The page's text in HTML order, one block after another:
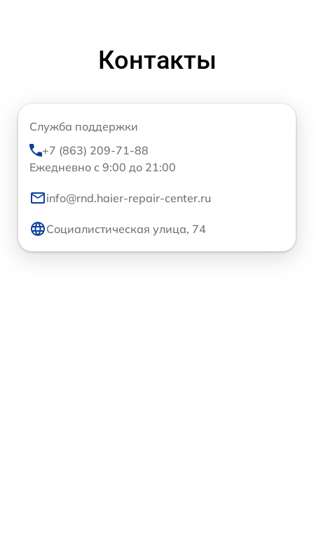
Контакты
Служба поддержки
+7 (863) 209-71-88
Ежедневно с 9:00 до 21:00
info@rnd.haier-repair-center.ru
Социалистическая улица, 74